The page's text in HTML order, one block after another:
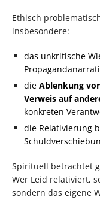
Ethisch
insbesondere:
das unkritische
die Ablenkung
Verweis auf
konkreten
die Relativierung
Spirituell betrachtet
Wer Leid relativiert,
sondern das eigene